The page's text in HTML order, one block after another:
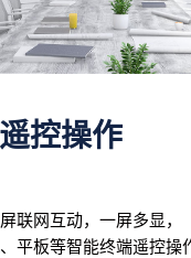
控操作
联网互动，一屏多显，
平板等智能终端遥控操